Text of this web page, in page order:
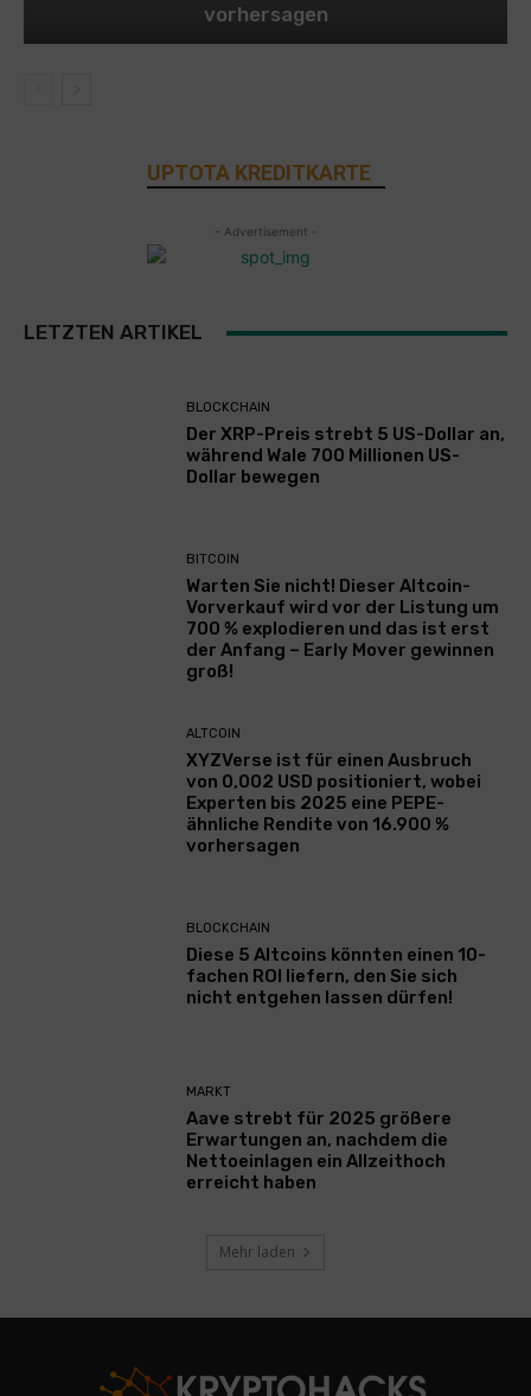
vorhersagen
UPTOTA KREDITKARTE
- Advertisement -
LETZTEN ARTIKEL
BLOCKCHAIN
Der XRP-Preis strebt 5 US-Dollar an,
während Wale 700 Millionen US-
Dollar bewegen
BITCOIN
Warten Sie nicht! Dieser Altcoin-
Vorverkauf wird vor der Listung um
700 % explodieren und das ist erst
der Anfang – Early Mover gewinnen
groß!
ALTCOIN
XYZVerse ist für einen Ausbruch
von 0,002 USD positioniert, wobei
Experten bis 2025 eine PEPE-
ähnliche Rendite von 16.900 %
vorhersagen
BLOCKCHAIN
Diese 5 Altcoins könnten einen 10-
fachen ROI liefern, den Sie sich
nicht entgehen lassen dürfen!
MARKT
Aave strebt für 2025 größere
Erwartungen an, nachdem die
Nettoeinlagen ein Allzeithoch
erreicht haben
Mehr laden